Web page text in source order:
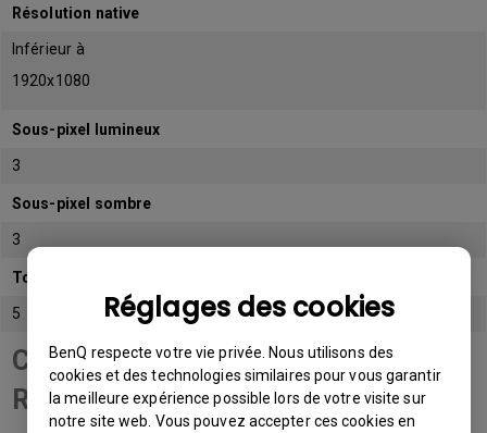
Réglages des cookies
BenQ respecte votre vie privée. Nous utilisons des
cookies et des technologies similaires pour vous garantir
la meilleure expérience possible lors de votre visite sur
notre site web. Vous pouvez accepter ces cookies en
Résolution native
Inférieur à
1920x1080
Sous-pixel lumineux
3
Sous-pixel sombre
3
Total de sous-pixels admissibles
5
Catégorie de panneau
Résolution Full